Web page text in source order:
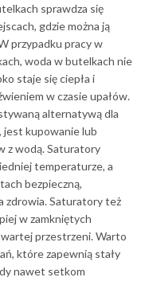
sprawdza się
gdzie można ją
przypadku pracy w
woda w butelkach nie
staje się ciepła i
w czasie upałów.
alternatywą dla
jest kupowanie lub
z wodą. Saturatory
temperaturze, a
bezpieczną,
zdrowia. Saturatory też
w zamkniętych
przestrzeni. Warto
które zapewnią stały
nawet setkom